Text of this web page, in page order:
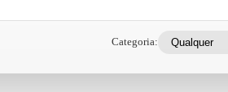
Categoria: